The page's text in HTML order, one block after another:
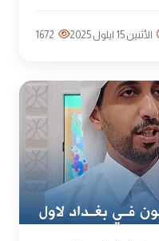
الأثنين 15 ايلول 2025 1672